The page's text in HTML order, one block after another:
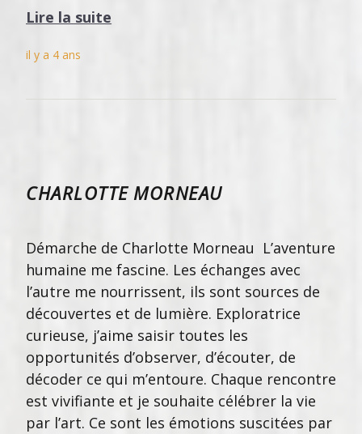
Lire la suite
il y a 4 ans
CHARLOTTE MORNEAU
Démarche de Charlotte Morneau L’aventure
humaine me fascine. Les échanges avec
l’autre me nourrissent, ils sont sources de
découvertes et de lumière. Exploratrice
curieuse, j’aime saisir toutes les
opportunités d’observer, d’écouter, de
décoder ce qui m’entoure. Chaque rencontre
est vivifiante et je souhaite célébrer la vie
par l’art. Ce sont les émotions suscitées par